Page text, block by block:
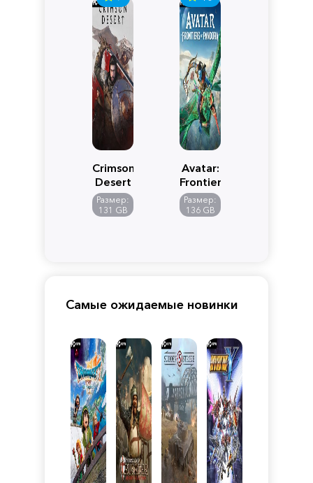
Crimson
Desert
Размер:
131 GB
Avatar:
Frontiers
of
Pandora
Размер:
136 GB
Самые ожидаемые новинки